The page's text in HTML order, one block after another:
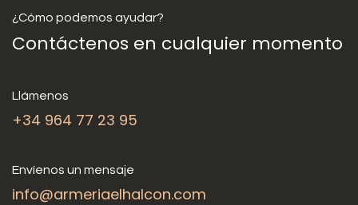
¿Cómo podemos ayudar?
Contáctenos en cualquier momento
Llámenos
+34 964 77 23 95
Envíenos un mensaje
info@armeriaelhalcon.com